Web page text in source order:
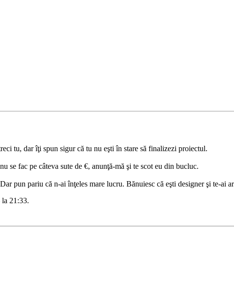
tu, dar îţi spun sigur că tu nu eşti în stare să finalizezi proiectul.
se fac pe câteva sute de €, anunţă-mă şi te scot eu din bucluc.
pun pariu că n-ai înţeles mare lucru. Bănuiesc că eşti designer şi te-ai
la 21:33.